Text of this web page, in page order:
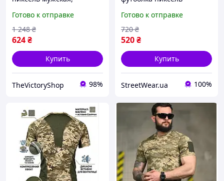
влагоотводящая,
армейская дышащая
футболка пиксель L ethgh
Готово к отправке
624₴
1 248 ₴
Купить
TheVictoryShop 98%
cooltouch, Военная
пиксельная футболка
pixel дышащая тр6930
tdprbl
Готово к отправке
520₴
720 ₴
Купить
StreetWear.ua 100%